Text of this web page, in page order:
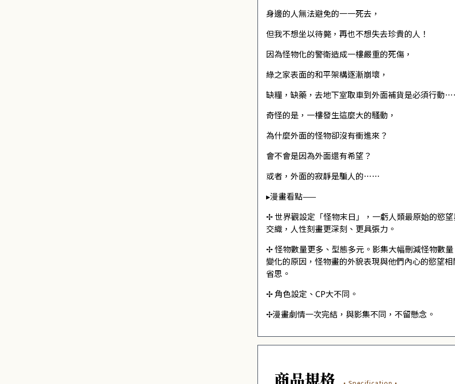
身邊的人無法避免的一一死去，
但我不想坐以待斃，再也不想失去珍貴的人！
因為怪物化的警衛造成一樓嚴重的死傷，
綠之家表面的和平架構逐漸崩壞，
缺糧，缺藥，去地下室取車到外面補貨是必須行動
奇怪的是，一樓發生這麼大的騷動，
為什麼外面的怪物卻沒有衝進來？
會不會是因為外面還有希望？
或者，外面的寂靜是騙人的⋯⋯
▸漫畫看點——
✢ 世界觀設定「怪物末日」，一虧人類最原始的慾
交織，人性刻畫更深刻、更具張力。
✢ 怪物數量更多、型態多元。影集大幅刪減怪物數
變化的原因，怪物畫的外貌表現與他們內心的慾望
省思。
✢ 角色設定、CP大不同。
✢漫畫劇情一次完結，與影集不同，不留懸念。
商品規格